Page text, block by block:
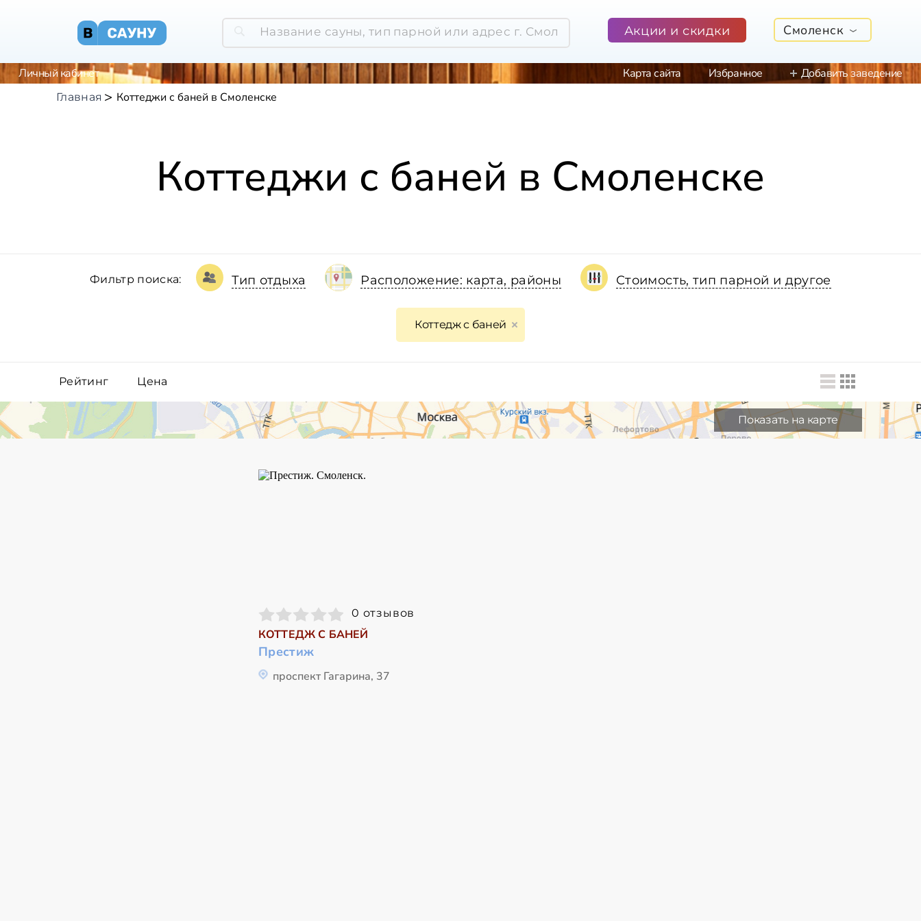
Акции и скидки Смоленск
Личный кабинет Карта сайта Избранное Добавить заведение
Главная Коттеджи с баней в Смоленске
Коттеджи с баней в Смоленске
Фильтр поиска: Тип отдыха Расположение: карта, районы Стоимость, тип парной и другое
Коттедж с баней
Рейтинг Цена
Показать на карте
0 отзывов
КОТТЕДЖ С БАНЕЙ
Престиж
проспект Гагарина, 37